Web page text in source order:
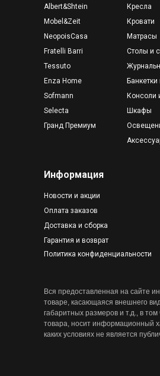
Кресла
Столы и
Матрасы
Шкафы
Консоли
Кровати
Вся предоставленная на сайте
товаре, касающаяся внешнего
габаритных размеров и т.д., в
товара, носит информационный
каких условиях не является
Информация
Оплата заказов
Доставка и сборка
Гарантия и возврат
Политика конфиденциальности
Mobel&Zeit
Tessuto
Fratelli Barri
Sofmann
Selecta
Enza Home
Albert&Shtein
NeopoisCasa
Новости и акции
Гранд Премиум